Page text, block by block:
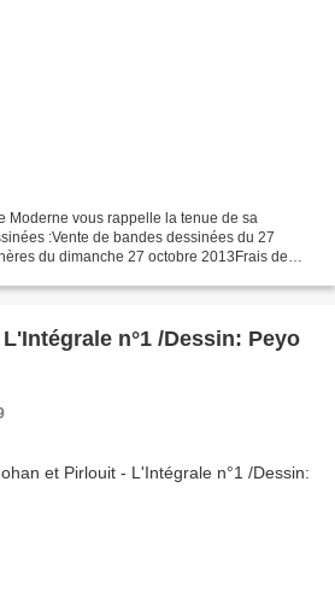
Moderne vous rappelle la tenue de sa
:Vente de bandes dessinées du 27
du dimanche 27 octobre 2013Frais de
n°1 /Dessin: Peyo